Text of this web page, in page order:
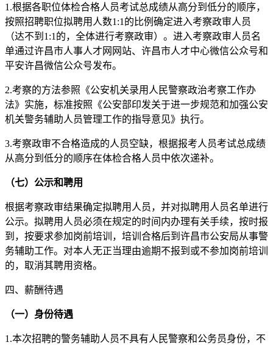
1.根据各职位体检合格人员考试总成绩从高分到低分的顺序，
按照招聘职位拟聘用人数1:1的比例确定进入考察政审人员
（达不到1:1的，全体进行考察政审）。进入考察政审人员名
单通过许昌市人事人才网网站、许昌市人才中心微信公众号和
平安许昌微信公众号发布。
2.考察的方法参照《公安机关录用人民警察政治考察工作办
法》实施，标准按照《公安部印发关于进一步规范和加强公安
机关警务辅助人员管理工作的指导意见》执行。
3.考察政审不合格造成的人员空缺，根据报考人员考试总成绩
从高分到低分的顺序在体检合格人员中依次递补。
（七） 公示和聘用
根据考察政审结果确定拟聘用人员，并对拟聘用人员名单进行
公示。拟聘用人员必须在规定的时间内办理有关手续，按时报
到，按要求参加岗前培训，培训合格后到许昌市公安局从事警
务辅助工作。对本人无正当理由逾期不报到或不参加岗前培训
的，取消其聘用资格。
四、薪酬待遇
（一）身份待遇
1.本次招聘的警务辅助人员不具有人民警察和公务员身份，不